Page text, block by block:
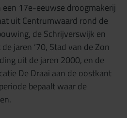
17e-eeuwse droogmakerij
uit Centrumwaard rond de
de Schrijverswijk en
jaren ’70, Stad van de Zon
uit de jaren 2000, en de
De Draai aan de oostkant
bepaalt waar de